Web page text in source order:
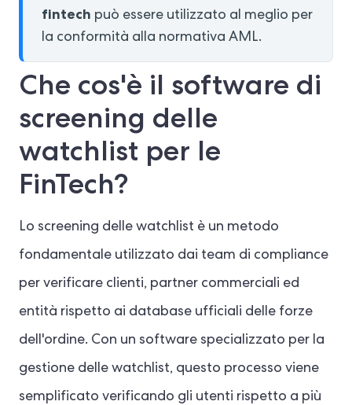
fintech può essere utilizzato al meglio per
la conformità alla normativa AML.
Che cos'è il software di
screening delle
watchlist per le
FinTech?
Lo screening delle watchlist è un metodo
fondamentale utilizzato dai team di compliance
per verificare clienti, partner commerciali ed
entità rispetto ai database ufficiali delle forze
dell'ordine. Con un software specializzato per la
gestione delle watchlist, questo processo viene
semplificato verificando gli utenti rispetto a più